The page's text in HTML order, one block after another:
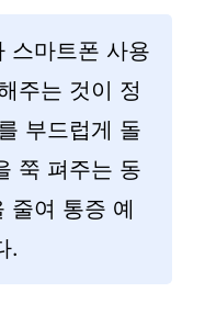
스마트폰 사용
주는 것이 정
부드럽게 돌
쭉 펴주는 동
줄여 통증 예
.